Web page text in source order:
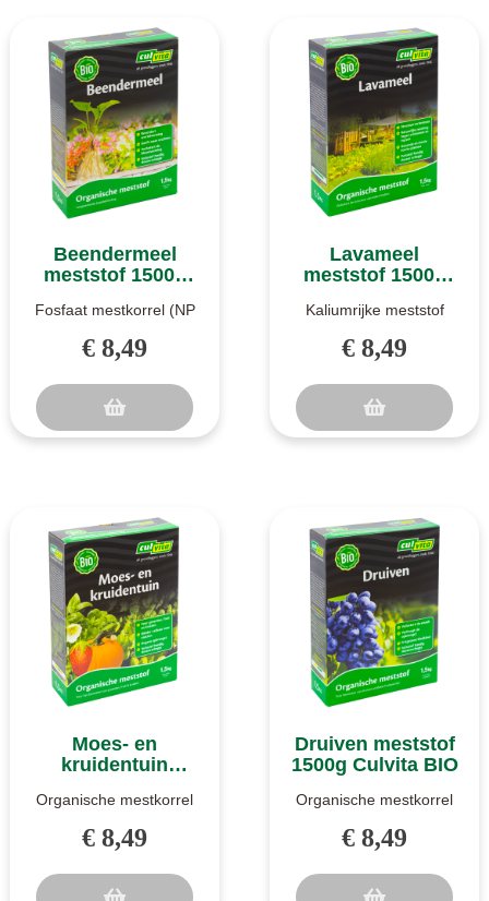
Beendermeel
meststof 1500g
Fosfaat mestkorrel (NP
Culvita is een organische
€ 8,49
Lavameel
meststof 1500g
Kaliumrijke meststof
van Culvita is een
€ 8,49
Moes- en
kruidentuin
Culvita BIO
Organische mestkorrel
Moestuin en kruidentuin
€ 8,49
Druiven meststof
1500g Culvita BIO
Organische mestkorrel
meststof van Culvita is
€ 8,49